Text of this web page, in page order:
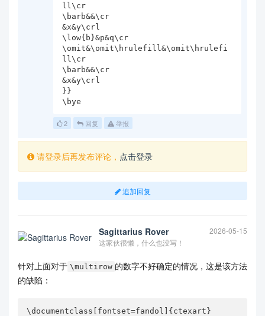
ll\cr
\barb&&\cr
&x&y\crl
\low{b}&p&q\cr
\omit&\omit\hrulefill&\omit\hrulefi
ll\cr
\barb&&\cr
&x&y\crl
}}
\bye
2 回复 举报
请登录后再发布评论， 点击登录
追加回复
Sagittarius Rover
2026-05-15
这家伙很懒，什么也没写！
针对上面对于 \multirow 的数字不好确定的情况，这是该方法
的缺陷：
\documentclass[fontset=fandol]{ctexart}